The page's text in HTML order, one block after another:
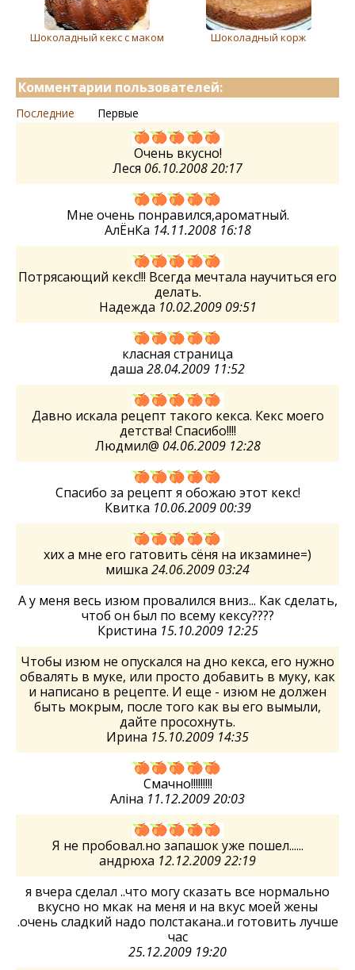
Шоколадный кекс с маком Шоколадный корж
Комментарии пользователей:
Последние Первые
Очень вкусно!
Леся 06.10.2008 20:17
Мне очень понравился,ароматный.
АлЁнКа 14.11.2008 16:18
Потрясающий кекс!!! Всегда мечтала научиться его
делать.
Надежда 10.02.2009 09:51
класная страница
даша 28.04.2009 11:52
Давно искала рецепт такого кекса. Кекс моего
детства! Спасибо!!!!
Людмил@ 04.06.2009 12:28
Спасибо за рецепт я обожаю этот кекс!
Квитка 10.06.2009 00:39
хих а мне его гатовить сёня на икзамине=)
мишка 24.06.2009 03:24
А у меня весь изюм провалился вниз... Как сделать,
чтоб он был по всему кексу????
Кристина 15.10.2009 12:25
Чтобы изюм не опускался на дно кекса, его нужно
обвалять в муке, или просто добавить в муку, как
и написано в рецепте. И еще - изюм не должен
быть мокрым, после того как вы его вымыли,
дайте просохнуть.
Ирина 15.10.2009 14:35
Смачно!!!!!!!!!
Аліна 11.12.2009 20:03
Я не пробовал.но запашок уже пошел......
андрюха 12.12.2009 22:19
я вчера сделал ..что могу сказать все нормально
вкусно но мкак на меня и на вкус моей жены
.очень сладкий надо полстакана..и готовить лучше
час
25.12.2009 19:20